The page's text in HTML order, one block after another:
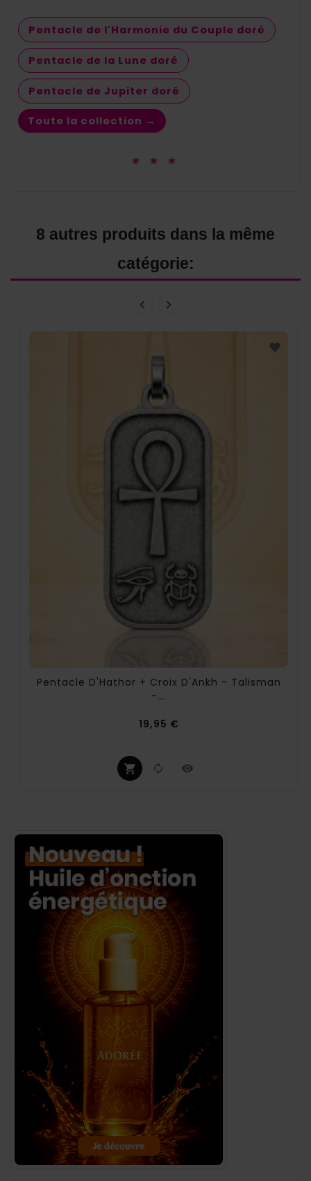
Pentacle de l'Harmonie du Couple doré
Pentacle de la Lune doré
Pentacle de Jupiter doré
Toute la collection →
❀ ❀ ❀
8 autres produits dans la même
catégorie:
Pentacle D'Hathor + Croix D'Ankh - Talisman
-...
19,95 €